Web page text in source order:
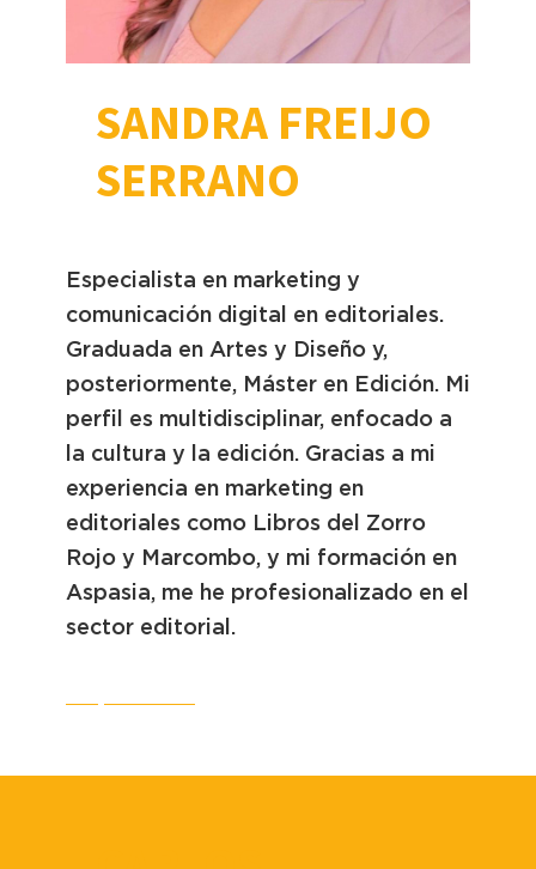
SANDRA FREIJO
SERRANO
Especialista en marketing y
comunicación digital en editoriales.
Graduada en Artes y Diseño y,
posteriormente, Máster en Edición. Mi
perfil es multidisciplinar, enfocado a
la cultura y la edición. Gracias a mi
experiencia en marketing en
editoriales como Libros del Zorro
Rojo y Marcombo, y mi formación en
Aspasia, me he profesionalizado en el
sector editorial.